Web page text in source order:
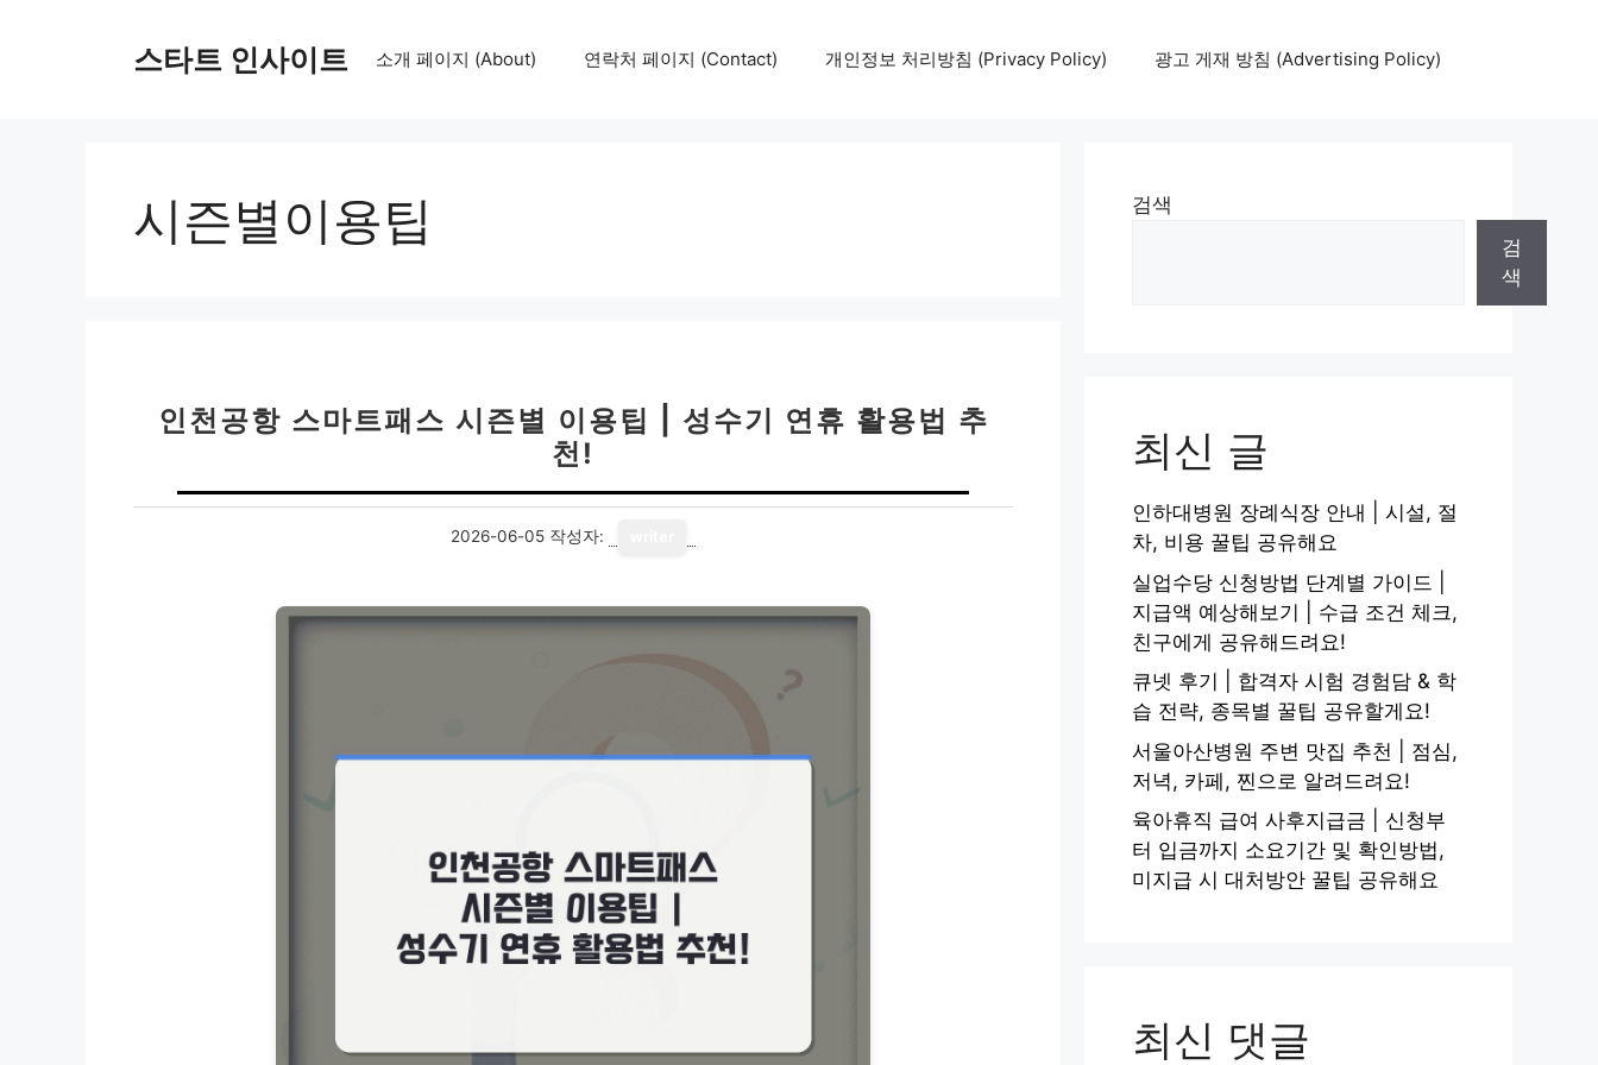
스타트 인사이트 소개 페이지 (About) 연락처 페이지 (Contact) 개인정보 처리방침 (Privacy Policy) 광고 게재 방침 (Advertising Policy)
시즌별이용팁
인천공항 스마트패스 시즌별 이용팁 | 성수기 연휴 활용법 추
천!
2026-06-05 작성자:
검색
검
색
최신 글
인하대병원 장례식장 안내 | 시설, 절
차, 비용 꿀팁 공유해요
실업수당 신청방법 단계별 가이드 |
지급액 예상해보기 | 수급 조건 체크,
친구에게 공유해드려요!
큐넷 후기 | 합격자 시험 경험담 & 학
습 전략, 종목별 꿀팁 공유할게요!
서울아산병원 주변 맛집 추천 | 점심,
저녁, 카페, 찐으로 알려드려요!
육아휴직 급여 사후지급금 | 신청부
터 입금까지 소요기간 및 확인방법,
미지급 시 대처방안 꿀팁 공유해요
최신 댓글